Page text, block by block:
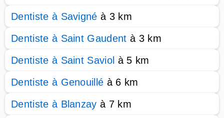
Dentiste à Savigné à 3 km
Dentiste à Saint Gaudent à 3 km
Dentiste à Saint Saviol à 5 km
Dentiste à Genouillé à 6 km
Dentiste à Blanzay à 7 km